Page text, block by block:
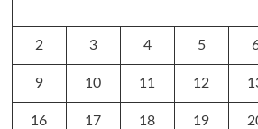
2 3 4 5
9 10 11 12
16 17 18 19